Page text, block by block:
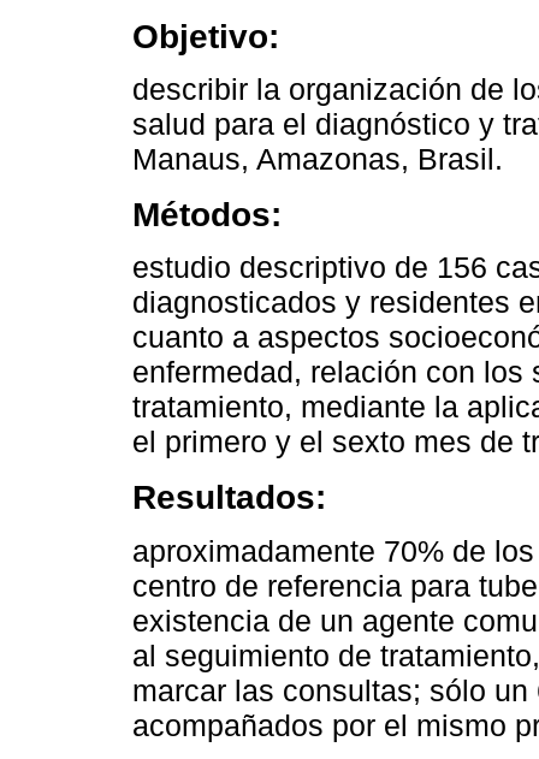
Objetivo:
describir la organización de
salud para el diagnóstico y
Manaus, Amazonas, Brasil.
Métodos:
estudio descriptivo de 156
diagnosticados y residentes
cuanto a aspectos
enfermedad, relación con
tratamiento, mediante la
el primero y el sexto mes de
Resultados:
aproximadamente 70% de
centro de referencia para
existencia de un agente
al seguimiento de
marcar las consultas; sólo
acompañados por el mismo